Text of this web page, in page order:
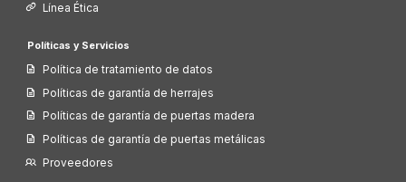
Línea Ética
Políticas y Servicios
Política de tratamiento de datos
Políticas de garantía de herrajes
Políticas de garantía de puertas madera
Políticas de garantía de puertas metálicas
Proveedores